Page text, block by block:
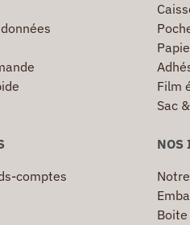
Film
Sac
comptes
NOS